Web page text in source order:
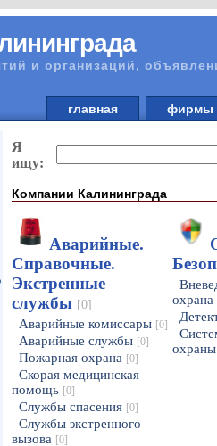
и организаций,
главная
Я
ищу:
Компании Калининграда
Аварийные.
Справочные.
Экстренные
службы [0]
Аварийные комиссары [0]
Аварийные службы [0]
Пожарная охрана [0]
Скорая медицинская
помощь [0]
Службы спасения [0]
Службы экстренного
вызова [0]
охрана